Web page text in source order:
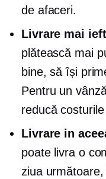
de afaceri.
Livrare mai
plătească mai
bine, să își
Pentru un
reducă
Livrare in
poate livra o
ziua